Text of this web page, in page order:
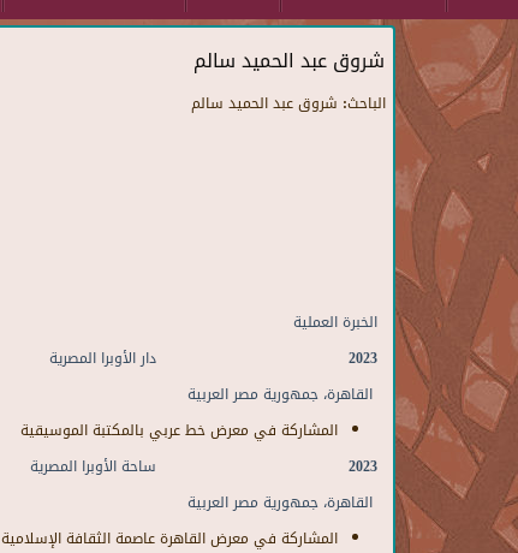
شروق عبد الحميد سالم
الباحث: شروق عبد الحميد سالم
الخبرة العملية
2023
دار الأوبرا المصرية
القاهرة، جمهورية مصر العربية
المشاركة في معرض خط عربي بالمكتبة الموسيقية
2023
ساحة الأوبرا المصرية
القاهرة، جمهورية مصر العربية
المشاركة في معرض القاهرة عاصمة الثقافة الإسلامية